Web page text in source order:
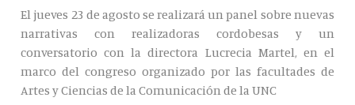
El jueves 23 de agosto se realizará un panel sobre nuevas
narrativas con realizadoras cordobesas y un
conversatorio con la directora Lucrecia Martel, en el
marco del congreso organizado por las facultades de
Artes y Ciencias de la Comunicación de la UNC